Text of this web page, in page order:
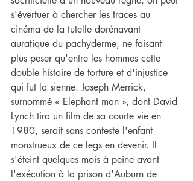
s'évertuer à chercher les traces au
cinéma de la tutelle dorénavant
auratique du pachyderme, ne faisant
plus peser qu'entre les hommes cette
double histoire de torture et d'injustice
qui fut la sienne. Joseph Merrick,
surnommé « Elephant man », dont David
Lynch tira un film de sa courte vie en
1980, serait sans conteste l'enfant
monstrueux de ce legs en devenir. Il
s'éteint quelques mois à peine avant
l'exécution à la prison d'Auburn de